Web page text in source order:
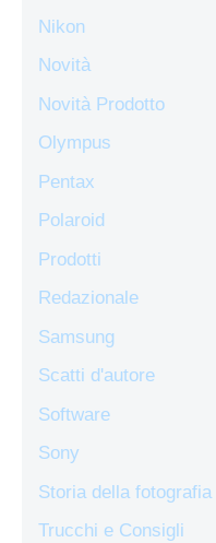
Nikon
Novità
Novità Prodotto
Olympus
Pentax
Polaroid
Prodotti
Redazionale
Samsung
Scatti d'autore
Software
Sony
Storia della fotografia
Trucchi e Consigli